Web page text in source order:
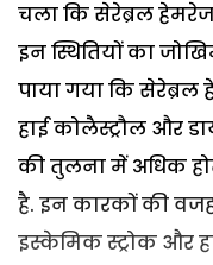
चला कि सेरेब्रल
इन स्थितियों का
पाया गया कि सेरेब्रल
हाई कोलैस्ट्रौल और
की तुलना में अधिक
है. इन कारकों की
इस्केमिक स्ट्रोक और